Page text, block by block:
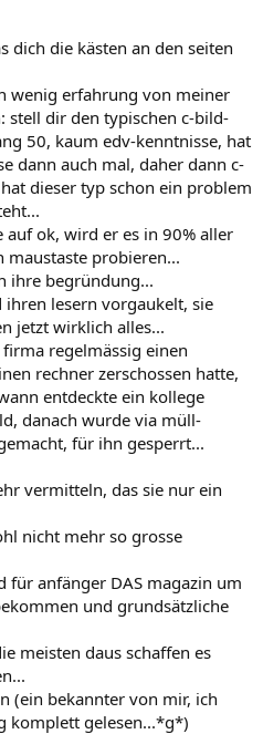
dich die kästen an den seiten
wenig erfahrung von meiner
stell dir den typischen c-bild-
50, kaum edv-kenntnisse, hat
dann auch mal, daher dann c-
dieser typ schon ein problem
ok, wird er es in 90% aller
maustaste probieren...
ihre begründung...
lesern vorgaukelt, sie
jetzt wirklich alles...
regelmässig einen
rechner zerschossen hatte,
entdeckte ein kollege
danach wurde via müll-
für ihn gesperrt...
vermitteln, das sie nur ein
nicht mehr so grosse
für anfänger DAS magazin um
und grundsätzliche
meisten daus schaffen es
(ein bekannter von mir, ich
komplett gelesen...*g*)